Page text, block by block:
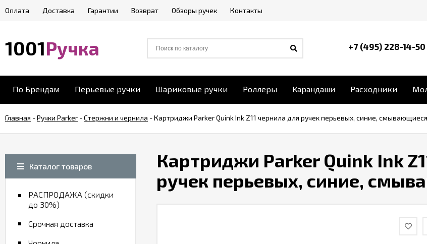
Оплата Доставка Гарантии Возврат Обзоры ручек Контакты
1001Ручка +7 (495) 228-14-50
По Брендам Перьевые ручки Шариковые ручки Роллеры Карандаши Расходники
Главная -Ручки Parker -Стержни и чернила -Картриджи Parker Quink Ink Z11 чернила для ручек перьевых, синие,
Картриджи Parker Quink Ink
ручек перьевых, синие,
Каталог товаров
РАСПРОДАЖА (скидки
до 30%)
Срочная доставка